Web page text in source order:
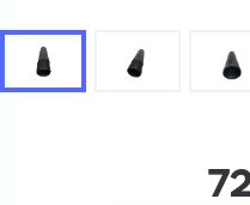
Купить как физ. лицо
получить. Мы свяжемся